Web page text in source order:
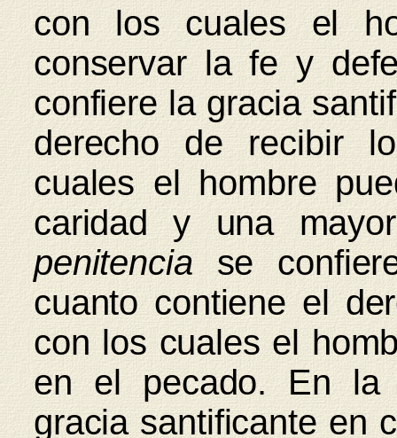
con los cuales el
conservar la fe y
confiere la gracia
derecho de recibir
cuales el hombre
caridad y una
penitencia se
cuanto contiene el
con los cuales el
en el pecado. En
gracia santificante en